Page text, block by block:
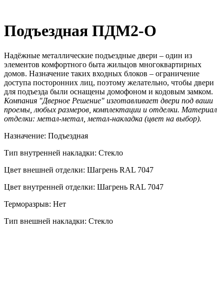
Подъездная ПДМ2-О
Надёжные металлические подъездные двери – один из
элементов комфортного быта жильцов многоквартирных
домов. Назначение таких входных блоков – ограничение
доступа посторонних лиц, поэтому желательно, чтобы двери
для подъезда были оснащены домофоном и кодовым замком.
Компания "Дверное Решение" изготавливает двери под ваши
проемы, любых размеров, комплектации и отделки. Материал
отделки: метал-метал, метал-накладка (цвет на выбор).
Назначение: Подъездная
Тип внутренней накладки: Стекло
Цвет внешней отделки: Шагрень RAL 7047
Цвет внутренней отделки: Шагрень RAL 7047
Терморазрыв: Нет
Тип внешней накладки: Стекло